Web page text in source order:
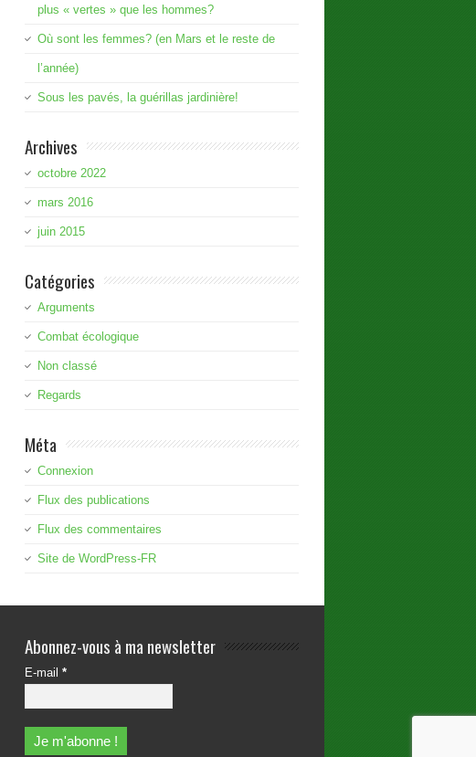
plus « vertes » que les hommes?
Où sont les femmes? (en Mars et le reste de
l’année)
Sous les pavés, la guérillas jardinière!
Archives
octobre 2022
mars 2016
juin 2015
Catégories
Arguments
Combat écologique
Non classé
Regards
Méta
Connexion
Flux des publications
Flux des commentaires
Site de WordPress-FR
Abonnez-vous à ma newsletter
E-mail *